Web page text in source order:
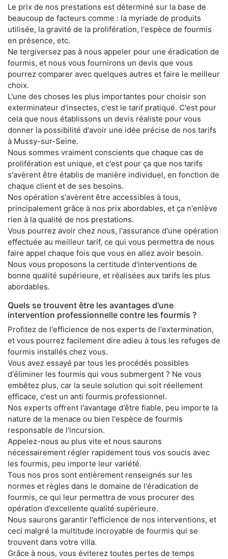
Le prix de nos prestations est déterminé sur la base de
beaucoup de facteurs comme : la myriade de produits
utilisée, la gravité de la prolifération, l'espèce de fourmis
en présence, etc.
Ne tergiversez pas à nous appeler pour une éradication de
fourmis, et nous vous fournirons un devis que vous
pourrez comparer avec quelques autres et faire le meilleur
choix.
L'une des choses les plus importantes pour choisir son
exterminateur d'insectes, c'est le tarif pratiqué. C'est pour
cela que nous établissons un devis réaliste pour vous
donner la possibilité d'avoir une idée précise de nos tarifs
à Mussy-sur-Seine.
Nous sommes vraiment conscients que chaque cas de
prolifération est unique, et c'est pour ça que nos tarifs
s'avèrent être établis de manière individuel, en fonction de
chaque client et de ses besoins.
Nos opération s'avèrent être accessibles à tous,
principalement grâce à nos prix abordables, et ça n'enlève
rien à la qualité de nos prestations.
Vous pourrez avoir chez nous, l'assurance d'une opération
effectuée au meilleur tarif, ce qui vous permettra de nous
faire appel chaque fois que vous en allez avoir besoin.
Nous vous proposons la certitude d'interventions de
bonne qualité supérieure, et réalisées aux tarifs les plus
abordables.
Quels se trouvent être les avantages d'une
intervention professionnelle contre les fourmis ?
Profitez de l'efficience de nos experts de l'extermination,
et vous pourrez facilement dire adieu à tous les refuges de
fourmis installés chez vous.
Vous avez essayé par tous les procédés possibles
d'éliminer les fourmis qui vous submergent ? Ne vous
embêtez plus, car la seule solution qui soit réellement
efficace, c'est un anti fourmis professionnel.
Nos experts offrent l'avantage d'être fiable, peu importe la
nature de la menace ou bien l'espèce de fourmis
responsable de l'incursion.
Appelez-nous au plus vite et nous saurons
nécessairement régler rapidement tous vos soucis avec
les fourmis, peu importe leur variété.
Tous nos pros sont entièrement renseignés sur les
normes et règles dans le domaine de l'éradication de
fourmis, ce qui leur permettra de vous procurer des
opération d'excellente qualité supérieure.
Nous saurons garantir l'efficience de nos interventions, et
ceci malgré la multitude incroyable de fourmis qui se
trouvent dans votre villa.
Grâce à nous, vous éviterez toutes pertes de temps